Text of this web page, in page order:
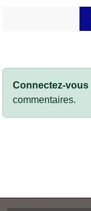
Connectez-vous
commentaires.